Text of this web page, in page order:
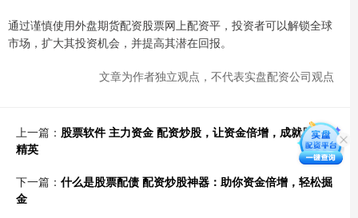
通过谨慎使用外盘期货配资股票网上配资平，投资者可以解锁全球
市场，扩大其投资机会，并提高其潜在回报。
文章为作者独立观点，不代表实盘配资公司观点
上一篇： 股票软件 主力资金 配资炒股，让资金倍增，成就股市
精英
下一篇： 什么是股票配债 配资炒股神器：助你资金倍增，轻松掘
金